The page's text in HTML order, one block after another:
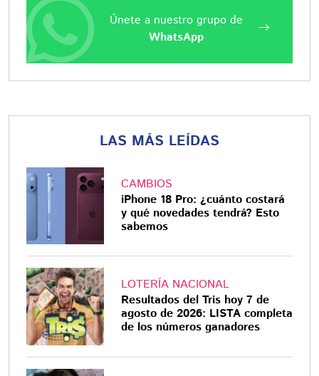
Únete a nuestro grupo de
WhatsApp
LAS MÁS LEÍDAS
CAMBIOS
iPhone 18 Pro: ¿cuánto costará
y qué novedades tendrá? Esto
sabemos
LOTERÍA NACIONAL
Resultados del Tris hoy 7 de
agosto de 2026: LISTA completa
de los números ganadores